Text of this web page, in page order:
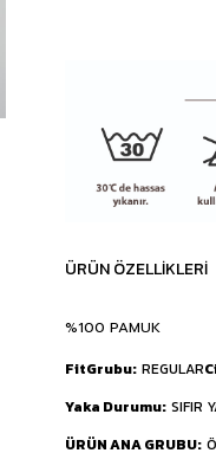
ÜRÜN ÖZELLIKLERI
%100 PAMUK
FitGrubu REGULAR
Yaka Durumu SIFIR
ÜRÜN ANA GRUBU